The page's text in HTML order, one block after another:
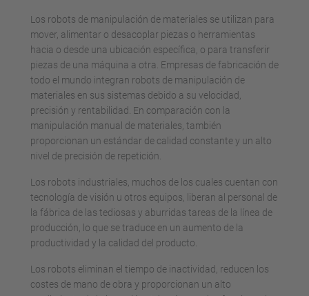
Los robots de manipulación de materiales se utilizan para
mover, alimentar o desacoplar piezas o herramientas
hacia o desde una ubicación específica, o para transferir
piezas de una máquina a otra. Empresas de fabricación de
todo el mundo integran robots de manipulación de
materiales en sus sistemas debido a su velocidad,
precisión y rentabilidad. En comparación con la
manipulación manual de materiales, también
proporcionan un estándar de calidad constante y un alto
nivel de precisión de repetición.
Los robots industriales, muchos de los cuales cuentan con
tecnología de visión u otros equipos, liberan al personal de
la fábrica de las tediosas y aburridas tareas de la línea de
producción, lo que se traduce en un aumento de la
productividad y la calidad del producto.
Los robots eliminan el tiempo de inactividad, reducen los
costes de mano de obra y proporcionan un alto